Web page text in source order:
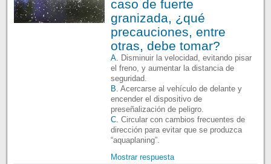
caso de fuerte
granizada, ¿qué
precauciones, entre
otras, debe tomar?
A.
Disminuir la velocidad, evitando pisar
el freno, y aumentar la distancia de
seguridad.
B. Acercarse al vehículo de delante y
encender el dispositivo de
preseñalización de peligro.
C. Circular con cambios frecuentes de
dirección para evitar que se produzca
“aquaplaning”.
Mostrar respuesta